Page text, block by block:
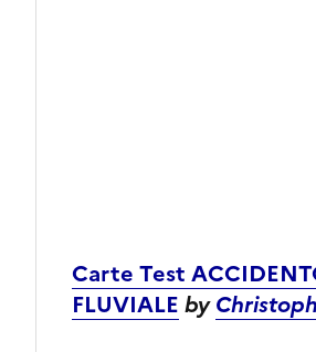
Carte Test
FLUVIALE by